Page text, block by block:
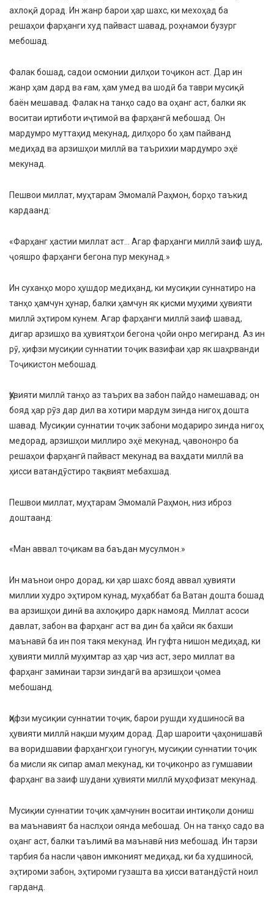
ахлоқӣ дорад. Ин жанр барои ҳар шахс, ки мехоҳад ба
решаҳои фарҳанги худ пайваст шавад, роҳнамои бузург
мебошад.
Фалак бошад, садои осмонии дилҳои тоҷикон аст. Дар ин
жанр ҳам дард ва ғам, ҳам умед ва шодӣ ба таври мусиқӣ
баён мешавад. Фалак на танҳо садо ва оҳанг аст, балки як
воситаи иртиботи иҷтимоӣ ва фарҳангӣ мебошад. Он
мардумро муттаҳид мекунад, дилҳоро бо ҳам пайванд
медиҳад ва арзишҳои миллӣ ва таърихии мардумро эҳё
мекунад.
Пешвои миллат, муҳтарам Эмомалӣ Раҳмон, борҳо таъкид
кардаанд:
«Фарҳанг ҳастии миллат аст… Агар фарҳанги миллӣ заиф шуд,
ҷояшро фарҳанги бегона пур мекунад.»
Ин суханҳо моро ҳушдор медиҳанд, ки мусиқии суннатиро на
танҳо ҳамчун ҳунар, балки ҳамчун як қисми муҳими ҳувияти
миллӣ эҳтиром кунем. Агар фарҳанги миллӣ заиф шавад,
дигар арзишҳо ва ҳувиятҳои бегона ҷойи онро мегиранд. Аз ин
рӯ, ҳифзи мусиқии суннатии тоҷик вазифаи ҳар як шаҳрванди
Тоҷикистон мебошад.
Ҳувияти миллӣ танҳо аз таърих ва забон пайдо намешавад; он
бояд ҳар рӯз дар дил ва хотири мардум зинда нигоҳ дошта
шавад. Мусиқии суннатии тоҷик забони модариро зинда нигоҳ
медорад, арзишҳои миллиро эҳё мекунад, ҷавононро ба
решаҳои фарҳангӣ пайваст мекунад ва ваҳдати миллӣ ва
ҳисси ватандӯстиро тақвият мебахшад.
Пешвои миллат, муҳтарам Эмомалӣ Раҳмон, низ иброз
доштаанд:
«Ман аввал тоҷикам ва баъдан мусулмон.»
Ин маънои онро дорад, ки ҳар шахс бояд аввал ҳувияти
миллии худро эҳтиром кунад, муҳаббат ба Ватан дошта бошад
ва арзишҳои динӣ ва ахлоқиро дарк намояд. Миллат асоси
давлат, забон ва фарҳанг аст ва дин ба ҳайси як бахши
маънавӣ ба ин поя такя мекунад. Ин гуфта нишон медиҳад, ки
ҳувияти миллӣ муҳимтар аз ҳар чиз аст, зеро миллат ва
фарҳанг заминаи тарзи зиндагӣ ва арзишҳои ҷомеа
мебошанд.
Ҳифзи мусиқии суннатии тоҷик, барои рушди худшиносӣ ва
ҳувияти миллӣ нақши муҳим дорад. Дар шароити ҷаҳонишавӣ
ва воридшавии фарҳангҳои гуногун, мусиқии суннатии тоҷик
ба мисли як сипар амал мекунад, ки тоҷиконро аз гумшавии
фарҳанг ва заиф шудани ҳувияти миллӣ муҳофизат мекунад.
Мусиқии суннатии тоҷик ҳамчунин воситаи интиқоли дониш
ва маънавият ба наслҳои оянда мебошад. Он на танҳо садо ва
оҳанг аст, балки таълимӣ ва маънавӣ низ мебошад. Ин тарзи
тарбия ба насли ҷавон имконият медиҳад, ки ба худшиносӣ,
эҳтироми забон, эҳтироми гузашта ва ҳисси ватандӯстӣ ноил
гарданд.